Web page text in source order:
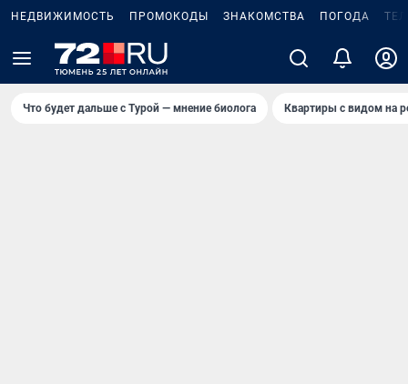
НЕДВИЖИМОСТЬ ПРОМОКОДЫ ЗНАКОМСТВА ПОГОДА
Что будет дальше с Турой — мнение биолога Квартиры с видом на